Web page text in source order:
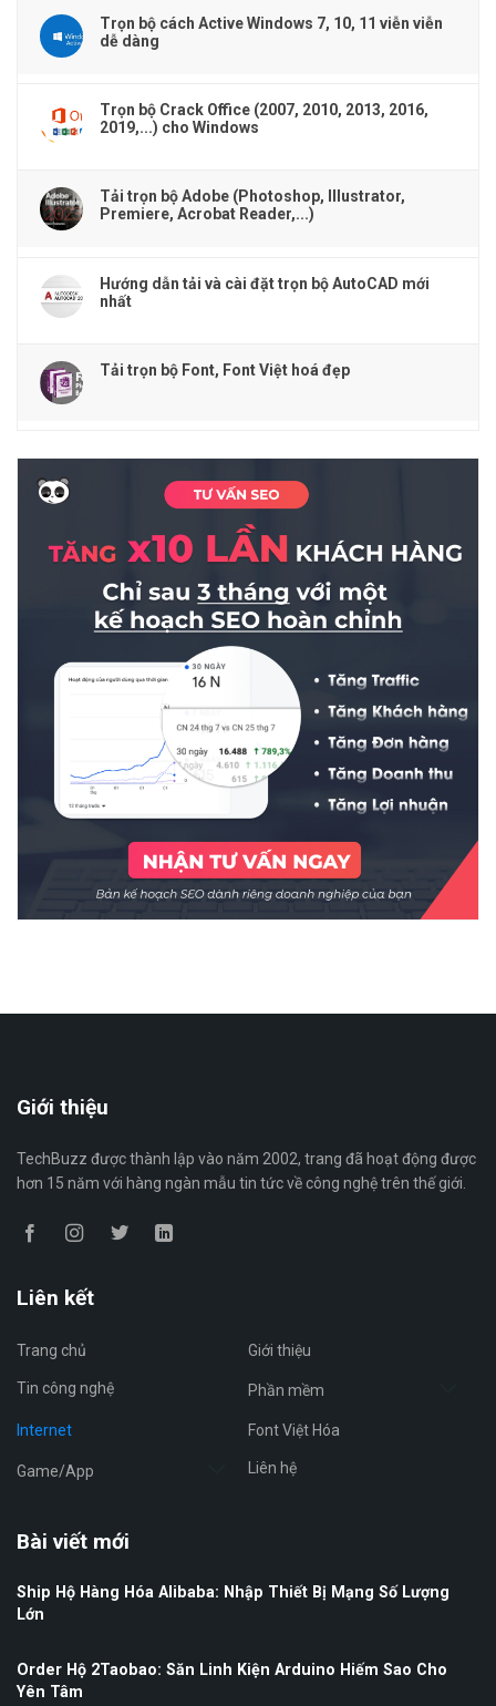
Trọn bộ cách Active Windows 7, 10, 11 viễn viễn
dễ dàng
Trọn bộ Crack Office (2007, 2010, 2013, 2016,
2019,...) cho Windows
Tải trọn bộ Adobe (Photoshop, Illustrator,
Premiere, Acrobat Reader,...)
Hướng dẫn tải và cài đặt trọn bộ AutoCAD mới
nhất
Tải trọn bộ Font, Font Việt hoá đẹp
Giới thiệu
TechBuzz được thành lập vào năm 2002, trang đã hoạt động được
hơn 15 năm với hàng ngàn mẫu tin tức về công nghệ trên thế giới.
Liên kết
Trang chủ Giới thiệu
Tin công nghệ Phần mềm
Internet Font Việt Hóa
Game/App Liên hệ
Bài viết mới
Ship Hộ Hàng Hóa Alibaba: Nhập Thiết Bị Mạng Số Lượng
Lớn
Order Hộ 2Taobao: Săn Linh Kiện Arduino Hiếm Sao Cho
Yên Tâm